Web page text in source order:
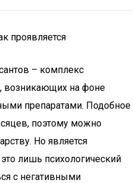
проявляется
– комплекс
возникающих на фоне
препаратами. Подобное
поэтому можно
Но является
лишь психологический
с негативными